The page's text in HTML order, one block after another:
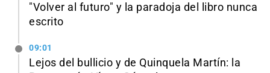
"Volver al futuro" y la paradoja del libro nunca
escrito
09:01
Lejos del bullicio y de Quinquela Martín: la